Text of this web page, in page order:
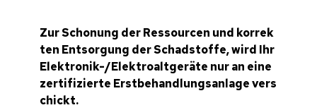
Zur Schonung der Ressourcen und korrek
ten Entsorgung der Schadstoffe, wird Ihr
Elektronik-/Elektroaltgeräte nur an eine
zertifizierte Erstbehandlungsanlage vers
chickt.